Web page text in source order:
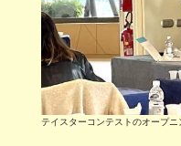
テイスターコンテストのオープニ